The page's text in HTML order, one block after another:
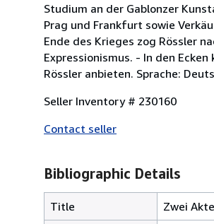
Studium an der Gablonzer
Prag und Frankfurt sowie
Ende des Krieges zog Rössler
Expressionismus. - In den
Rössler anbieten. Sprache:
Seller Inventory # 230160
Contact seller
Bibliographic Details
Title
Zwei